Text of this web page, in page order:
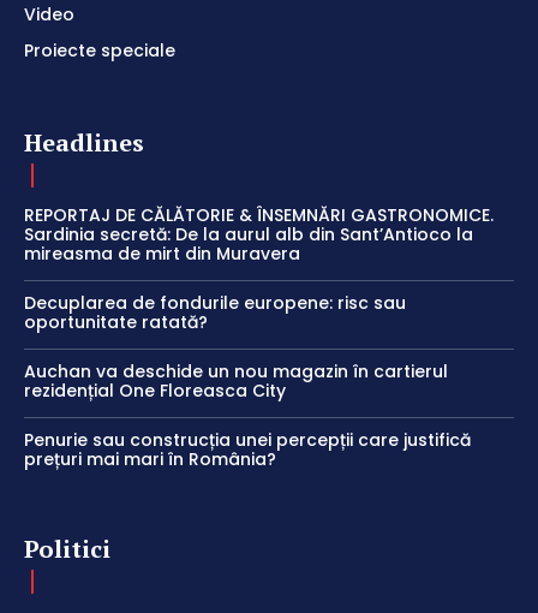
Video
Proiecte speciale
Headlines
REPORTAJ DE CĂLĂTORIE & ÎNSEMNĂRI GASTRONOMICE.
Sardinia secretă: De la aurul alb din Sant’Antioco la
mireasma de mirt din Muravera
Decuplarea de fondurile europene: risc sau
oportunitate ratată?
Auchan va deschide un nou magazin în cartierul
rezidențial One Floreasca City
Penurie sau construcția unei percepții care justifică
prețuri mai mari în România?
Politici